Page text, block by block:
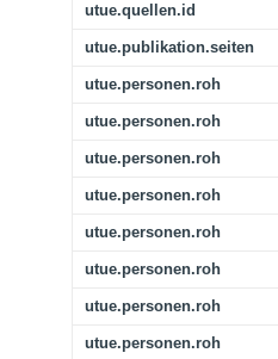
utue.quellen.id
utue.publikation.seiten
utue.personen.roh
utue.personen.roh
utue.personen.roh
utue.personen.roh
utue.personen.roh
utue.personen.roh
utue.personen.roh
utue.personen.roh